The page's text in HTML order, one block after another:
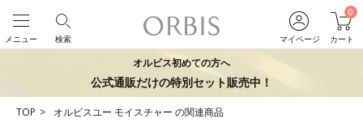
マイページ
0
カート
検索
メニュー
オルビス初めての方へ
公式通販だけの特別セット販売中！
TOP オルビスユー モイスチャー の関連商品